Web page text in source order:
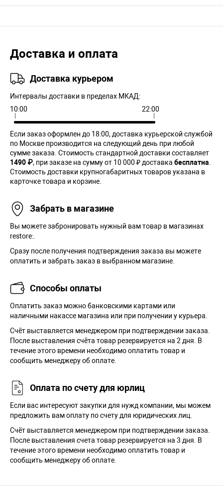
Доставка и оплата
Доставка курьером
Интервалы доставки в пределах МКАД:
10:00
22:00
Если заказ оформлен до 18:00, доставка курьерской службой
по Москве производится на следующий день при любой
сумме заказа. Cтоимость стандартной доставки составляет
1490 ₽, при заказе на сумму от 10 000 ₽ доставка бесплатна
Стоимость доставки крупногабаритных товаров указана в
карточке товара и корзине.
Забрать в магазине
Вы можете забронировать нужный вам товар в магазинах
restore:.
Сразу после получения подтверждения заказа вы можете
оплатить и забрать заказ в выбранном магазине.
Способы оплаты
Оплатить заказ можно банковскими картами или
наличными накассе магазина или при получении у курьера.
Cчёт выставляется менеджером при подтверждении заказа.
После выставления счёта товар резервируется на 2 дня. В
течение этого времени необходимо оплатить товар и
сообщить менеджеру об оплате.
Оплата по счету для юрлиц
Если вас интересуют закупки для нужд компании, мы можем
предложить вам оплату по счету для юридических лиц.
Счёт выставляется менеджером при подтверждении заказа.
После выставления счета товар резервируется на 3 дня. В
течение этого времени необходимо оплатить товар и
сообщить менеджеру об оплате.